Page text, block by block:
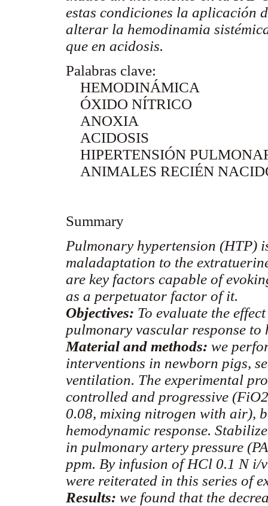
estas condiciones la aplicación
alterar la hemodinamia
que en acidosis.
Palabras clave:
HEMODINÁMICA
ÓXIDO NÍTRICO
ANOXIA
ACIDOSIS
HIPERTENSIÓN
ANIMALES RECIÉN
Summary
Pulmonary hypertension (HTP)
maladaptation to the
are key factors capable of
as a perpetuator factor of it.
Objectives: To evaluate the
pulmonary vascular response
Material and methods: we
interventions in newborn pigs,
ventilation. The experimental
controlled and progressive
0.08, mixing nitrogen with air),
hemodynamic response.
in pulmonary artery pressure
ppm. By infusion of HCl 0.1 N i/
were reiterated in this series of
Results: we found that the